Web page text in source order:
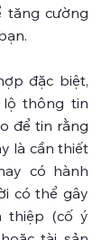
tăng cường
đặc biệt,
thông tin
để tin rằng
là cần thiết
có hành
có thể gây
thiệp (cố ý